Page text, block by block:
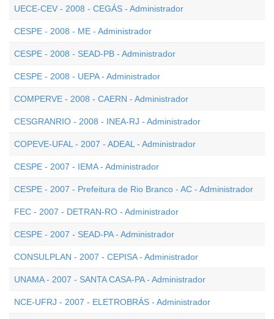
UECE-CEV - 2008 - CEGÁS - Administrador
CESPE - 2008 - ME - Administrador
CESPE - 2008 - SEAD-PB - Administrador
CESPE - 2008 - UEPA - Administrador
COMPERVE - 2008 - CAERN - Administrador
CESGRANRIO - 2008 - INEA-RJ - Administrador
COPEVE-UFAL - 2007 - ADEAL - Administrador
CESPE - 2007 - IEMA - Administrador
CESPE - 2007 - Prefeitura de Rio Branco - AC - Administrador
FEC - 2007 - DETRAN-RO - Administrador
CESPE - 2007 - SEAD-PA - Administrador
CONSULPLAN - 2007 - CEPISA - Administrador
UNAMA - 2007 - SANTA CASA-PA - Administrador
NCE-UFRJ - 2007 - ELETROBRÁS - Administrador